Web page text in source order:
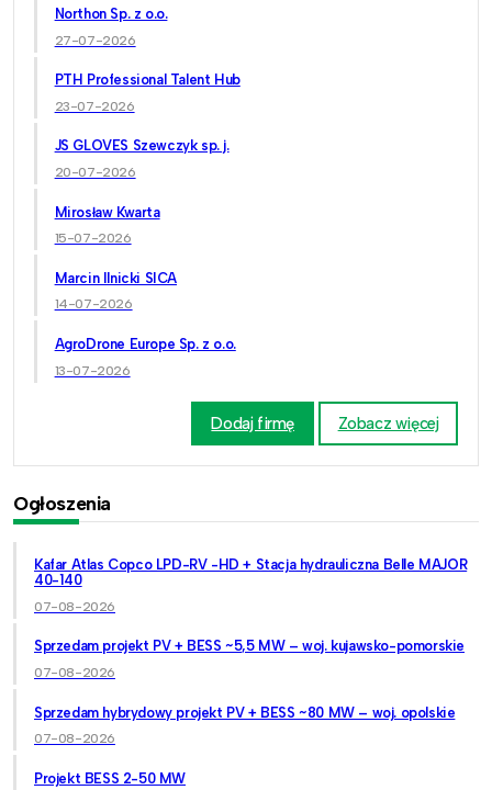
Northon Sp. z o.o.
27-07-2026
PTH Professional Talent Hub
23-07-2026
JS GLOVES Szewczyk sp. j.
20-07-2026
Mirosław Kwarta
15-07-2026
Marcin Ilnicki SICA
14-07-2026
AgroDrone Europe Sp. z o.o.
13-07-2026
Dodaj firmę Zobacz więcej
Ogłoszenia
Kafar Atlas Copco LPD-RV -HD + Stacja hydrauliczna Belle MAJOR
40-140
07-08-2026
Sprzedam projekt PV + BESS ~5,5 MW – woj. kujawsko-pomorskie
07-08-2026
Sprzedam hybrydowy projekt PV + BESS ~80 MW – woj. opolskie
07-08-2026
Projekt BESS 2-50 MW